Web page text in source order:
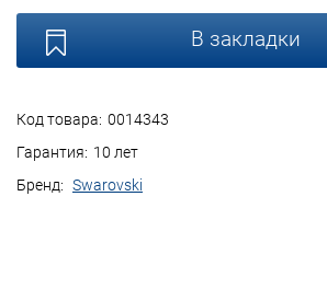
Код товара: 0014343
Гарантия: 10 лет
Бренд: Swarovski
В закладки